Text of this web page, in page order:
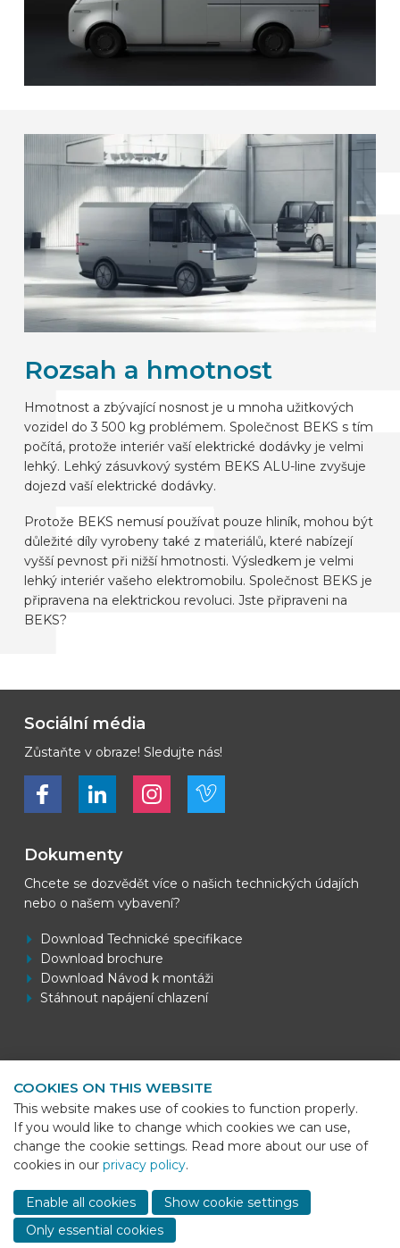
Rozsah a hmotnost
Hmotnost a zbývající nosnost je u mnoha užitkových
vozidel do 3 500 kg problémem. Společnost BEKS s tím
počítá, protože interiér vaší elektrické dodávky je velmi
lehký. Lehký zásuvkový systém BEKS ALU-line zvyšuje
dojezd vaší elektrické dodávky.
Protože BEKS nemusí používat pouze hliník, mohou být
důležité díly vyrobeny také z materiálů, které nabízejí
vyšší pevnost při nižší hmotnosti. Výsledkem je velmi
lehký interiér vašeho elektromobilu. Společnost BEKS je
připravena na elektrickou revoluci. Jste připraveni na
BEKS?
Sociální média
Zůstaňte v obraze! Sledujte nás!
Bekijk ons op FacebookBekijk ons op LinkedInBekijk ons op LinkedInBekijk ons op Vimeo
Dokumenty
Chcete se dozvědět více o našich technických údajích
nebo o našem vybavení?
Download Technické specifikace
Download brochure
Download Návod k montáži
Stáhnout napájení chlazení
BEKS Systems
Meerheide 58
5521 DZ Eersel
Telefoon+31 (0)85 - 064 58 92
E-mailinfo@beks-systems.com
COOKIES ON THIS WEBSITE
This website makes use of cookies to function properly.
If you would like to change which cookies we can use,
change the cookie settings. Read more about our use of
cookies in our privacy policy.
Enable all cookies
Show cookie settings
Only essential cookies